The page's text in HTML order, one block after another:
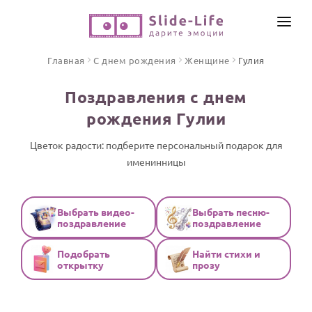
ПО ФОРМАТУ
Видео поздравления
Песни поздравления
Стихи и тексты
ПРАЗДНИКИ
С Днем рождения
ИНСТРУМЕНТЫ
ОТЗЫВЫ
Главная С днем рождения Женщине Гулия
Поздравления с днем
рождения Гулии
Цветок радости: подберите персональный подарок для
именинницы
Выбрать видео-
поздравление
Выбрать песню-
поздравление
Подобрать
открытку
Найти стихи и
прозу